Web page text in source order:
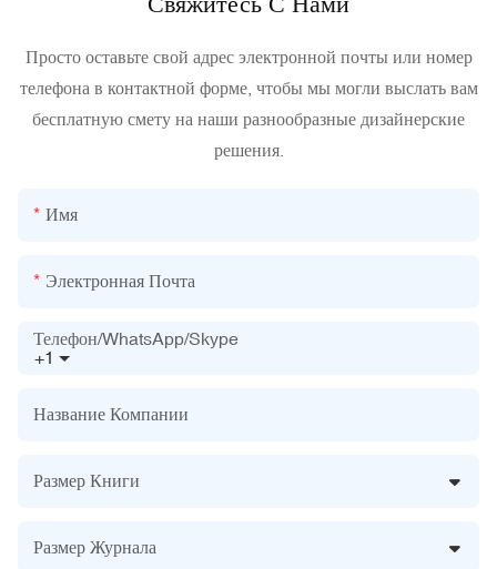
Просто оставьте свой адрес электронной почты или номер
телефона в контактной форме, чтобы мы могли выслать вам
бесплатную смету на наши разнообразные дизайнерские
решения.
Имя
Электронная Почта
+1
Телефон/WhatsApp/Skype
Название Компании
Размер Книги
Размер Журнала